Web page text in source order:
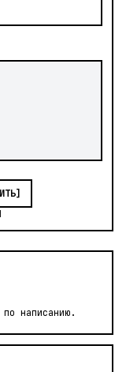
написанию.